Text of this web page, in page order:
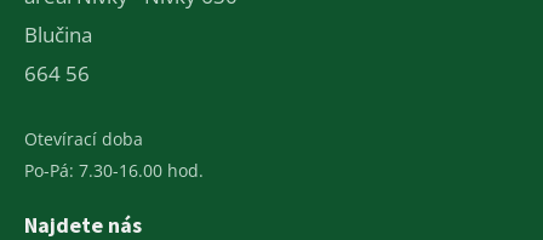
Blučina
664 56
Otevírací doba
Po-Pá: 7.30-16.00 hod.
Najdete nás